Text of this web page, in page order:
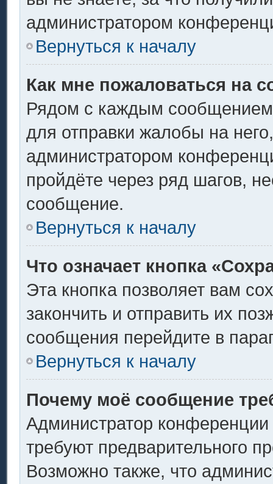
администратором
Вернуться к началу
Как мне пожаловаться на
Рядом с каждым сообщением
для отправки жалобы на
администратором
пройдёте через ряд шагов,
сообщение.
Вернуться к началу
Что означает кнопка
Эта кнопка позволяет вам
закончить и отправить их
сообщения перейдите в
Вернуться к началу
Почему моё сообщение
Администратор
требуют предварительного
Возможно также, что